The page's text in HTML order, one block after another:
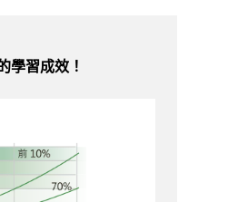
學習成效！